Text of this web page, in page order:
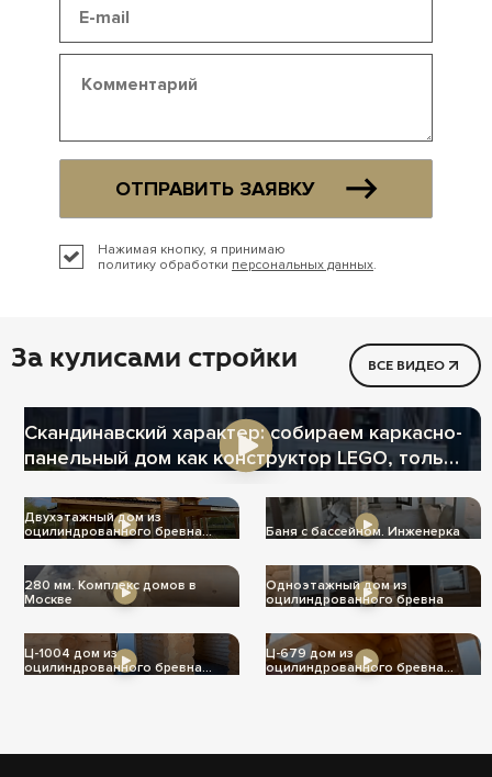
ОТПРАВИТЬ ЗАЯВКУ
Нажимая кнопку, я принимаю
политику обработки персональных данных.
За кулисами стройки ВСЕ ВИДЕО
Скандинавский характер: собираем каркасно-
панельный дом как конструктор LEGO, только
Двухэтажный дом из
оцилиндрованного бревна
Баня с бассейном. Инженерка
280 мм. Комплекс домов в
Москве
Одноэтажный дом из
оцилиндрованного бревна
Ц-1004 дом из
оцилиндрованного бревна
Ц-679 дом из
оцилиндрованного бревна